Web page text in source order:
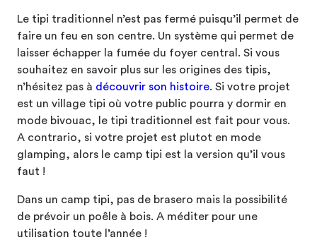
Le tipi traditionnel n’est pas fermé puisqu’il permet de
faire un feu en son centre. Un système qui permet de
laisser échapper la fumée du foyer central. Si vous
souhaitez en savoir plus sur les origines des tipis,
n’hésitez pas à découvrir son histoire. Si votre projet
est un village tipi où votre public pourra y dormir en
mode bivouac, le tipi traditionnel est fait pour vous.
A contrario, si votre projet est plutot en mode
glamping, alors le camp tipi est la version qu’il vous
faut !
Dans un camp tipi, pas de brasero mais la possibilité
de prévoir un poêle à bois. A méditer pour une
utilisation toute l’année !